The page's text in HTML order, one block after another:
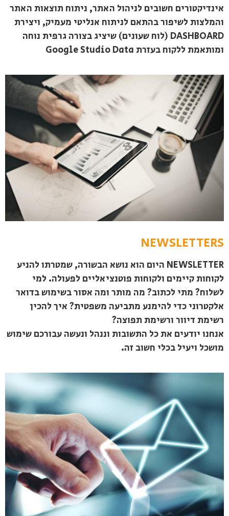
אינדיקטורים חשובים לניהול האתר, ניתוח תוצאות האתר
והמלצות לשיפור בהתאם לניתוח אנליטי מעמיק, ויצירת
DASHBOARD (לוח שעונים) שיציג בצורה גרפית נוחה
ומותאמת ללקוח בעזרת Google Studio Data
NEWSLETTERS
NEWSLETTER היום הוא נושא הבשורה, שמטרתו להניע
לקוחות קיימים ולקוחות פוטנציאליים לפעולה. למי
לשלוח? מתי לכתוב? מה מותר ומה אסור בשימוש בדואר
אלקטרוני כדי להימנע מתביעה משפטית? איך להכין
רשימת דיוור ורשימת תפוצה?
אנחנו יודעים את כל התשובות וננהל ונעשה עבורכם שימוש
מושכל ויעיל בכלי חשוב זה.